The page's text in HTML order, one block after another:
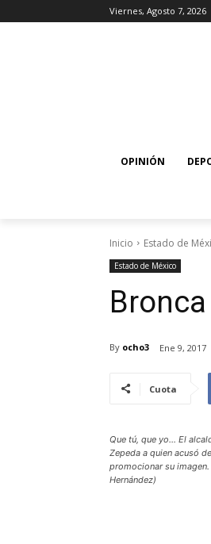
Viernes, Agosto 7, 2026
OPINIÓN
Inicio Estado de
Estado de México
By ocho3 Ene 9, 2017
Cuota
Que tú, que yo… El
Zepeda a quien acusó
promocionar su
Hernández)